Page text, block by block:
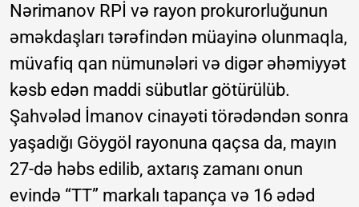
Nərimanov RPİ və rayon prokurorluğunun
əməkdaşları tərəfindən müayinə olunmaqla,
müvafiq qan nümunələri və digər əhəmiyyət
kəsb edən maddi sübutlar götürülüb.
Şahvələd İmanov cinayəti törədəndən sonra
yaşadığı Göygöl rayonuna qaçsa da, mayın
27-də həbs edilib, axtarış zamanı onun
evində “TT” markalı tapança və 16 ədəd